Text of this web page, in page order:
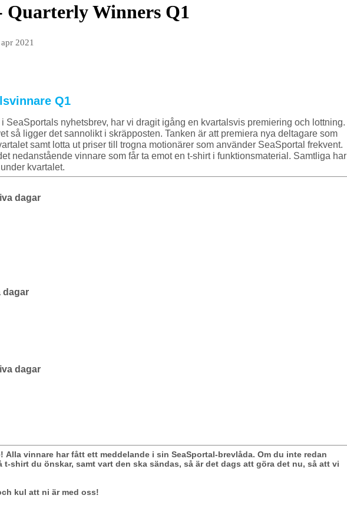
Winners Q1
2021
Q1
SeaSportals nyhetsbrev, har vi dragit igång en kvartalsvis premiering och lottning.
så ligger det sannolikt i skräpposten. Tanken är att premiera nya deltagare som
samt lotta ut priser till trogna motionärer som använder SeaSportal frekvent.
nedanstående vinnare som får ta emot en t-shirt i funktionsmaterial. Samtliga har
kvartalet.
dagar
dagar
dagar
Alla vinnare har fått ett meddelande i sin SeaSportal-brevlåda. Om du inte redan
shirt du önskar, samt vart den ska sändas, så är det dags att göra det nu, så att vi
kul att ni är med oss!